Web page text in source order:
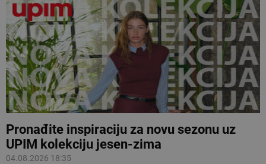
Pronađite inspiraciju za novu sezonu uz
UPIM kolekciju jesen-zima
04.08.2026 18:35